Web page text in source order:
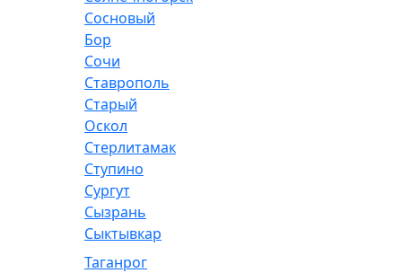
Сосновый
Бор
Сочи
Ставрополь
Старый
Оскол
Стерлитамак
Ступино
Сургут
Сызрань
Сыктывкар
Таганрог